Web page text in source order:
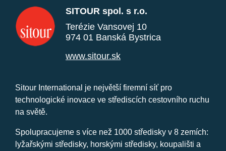
SITOUR spol. s r.o.
Terézie Vansovej 10
974 01 Banská Bystrica
www.sitour.sk
Sitour International je největší firemní síť pro
technologické inovace ve střediscích cestovního ruchu
na světě.
Spolupracujeme s více než 1000 středisky v 8 zemích:
lyžařskými středisky, horskými středisky, koupališti a